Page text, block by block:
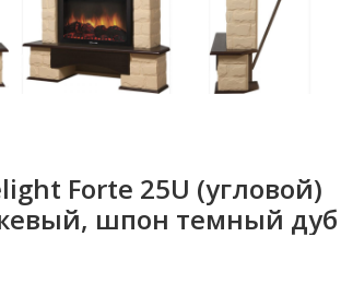
Forte 25U (угловой)
шпон темный дуб